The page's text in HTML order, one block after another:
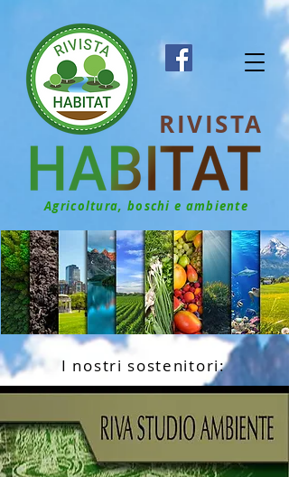
Agricoltura, boschi e ambiente
RIVISTA
I nostri sostenitori: